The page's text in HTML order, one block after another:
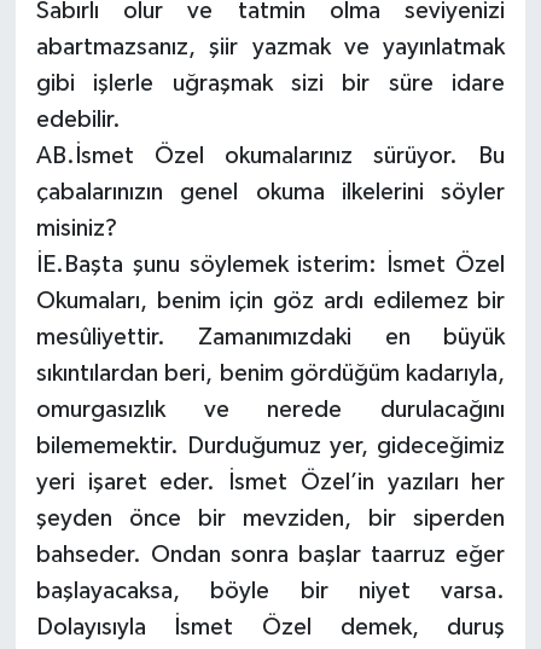
Sabırlı olur ve tatmin olma seviyenizi
abartmazsanız, şiir yazmak ve yayınlatmak
gibi işlerle uğraşmak sizi bir süre idare
edebilir.
AB.İsmet Özel okumalarınız sürüyor. Bu
çabalarınızın genel okuma ilkelerini söyler
misiniz?
İE.Başta şunu söylemek isterim: İsmet Özel
Okumaları, benim için göz ardı edilemez bir
mesûliyettir. Zamanımızdaki en büyük
sıkıntılardan beri, benim gördüğüm kadarıyla,
omurgasızlık ve nerede durulacağını
bilememektir. Durduğumuz yer, gideceğimiz
yeri işaret eder. İsmet Özel’in yazıları her
şeyden önce bir mevziden, bir siperden
bahseder. Ondan sonra başlar taarruz eğer
başlayacaksa, böyle bir niyet varsa.
Dolayısıyla İsmet Özel demek, duruş